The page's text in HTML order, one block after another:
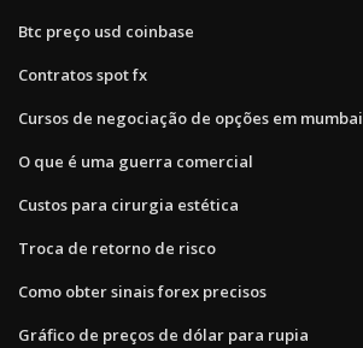
Btc preço usd coinbase
Contratos spot fx
Cursos de negociação de opções em mumbai
O que é uma guerra comercial
Custos para cirurgia estética
Troca de retorno de risco
Como obter sinais forex precisos
Gráfico de preços de dólar para rupia